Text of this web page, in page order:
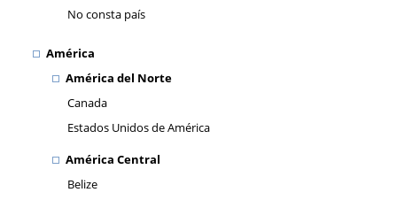
No consta país
América
América del Norte
Canada
Estados Unidos de América
América Central
Belize